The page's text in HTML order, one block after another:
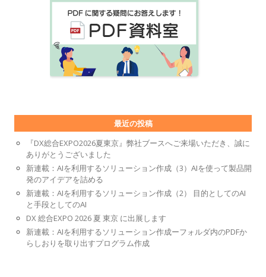
最近の投稿
『DX総合EXPO2026夏東京』弊社ブースへご来場いただき、誠に
ありがとうございました
新連載：AIを利用するソリューション作成（3）AIを使って製品開
発のアイデアを詰める
新連載：AIを利用するソリューション作成（2） 目的としてのAI
と手段としてのAI
DX 総合EXPO 2026 夏 東京 に出展します
新連載：AIを利用するソリューション作成ーフォルダ内のPDFか
らしおりを取り出すプログラム作成